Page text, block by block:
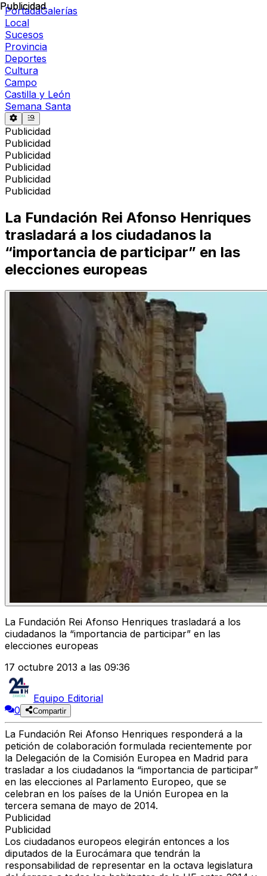
PortadaGalerías
Local
Sucesos
Provincia
Deportes
Cultura
Campo
Castilla y León
Semana Santa
Publicidad
Publicidad
Publicidad
Publicidad
Publicidad
Publicidad
Publicidad
La Fundación Rei Afonso Henriques
trasladará a los ciudadanos la
“importancia de participar” en las
elecciones europeas
La Fundación Rei Afonso Henriques trasladará a los
ciudadanos la “importancia de participar” en las
elecciones europeas
17 octubre 2013 a las 09:36
Equipo Editorial
0
Compartir
La Fundación Rei Afonso Henriques responderá a la
petición de colaboración formulada recientemente por
la Delegación de la Comisión Europea en Madrid para
trasladar a los ciudadanos la “importancia de participar”
en las elecciones al Parlamento Europeo, que se
celebran en los países de la Unión Europea en la
tercera semana de mayo de 2014.
Publicidad
Publicidad
Los ciudadanos europeos elegirán entonces a los
diputados de la Eurocámara que tendrán la
responsabilidad de representar en la octava legislatura
Publicidad